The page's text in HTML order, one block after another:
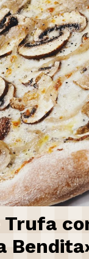
Trufa